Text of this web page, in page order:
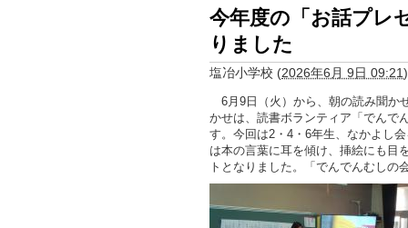
今年度の「お話プレ
りました
塩冶小学校 (2026年6月 9日 09:21)
6月9日（火）から、朝の読み聞か
かせは、読書ボランティア「でんで
す。今回は2・4・6年生、なかよし
は本の言葉に耳を傾け、挿絵にも目
トとなりました。「でんでんむしの